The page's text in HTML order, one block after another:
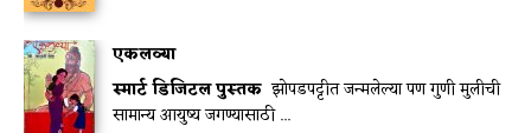
एकलव्या
स्मार्ट डिजिटल पुस्तक झोपडपट्टीत जन्मलेल्या पण गुणी मुलीची
सामान्य आयुष्य जगण्यासाठी ...